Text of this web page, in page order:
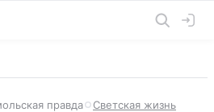
правда Светская жизнь